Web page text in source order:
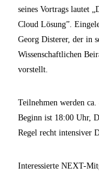
seines Vortrags lautet
Cloud Lösung”.
Georg Disterer, der in
Wissenschaftlichen
vorstellt.
Teilnehmen werden
Beginn ist 18:00 Uhr,
Regel recht intensiver
Interessierte NEXT-